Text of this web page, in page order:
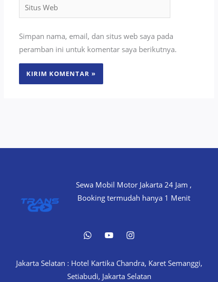
Web
Simpan nama, email, dan situs web saya pada
peramban ini untuk komentar saya berikutnya.
Sewa Mobil Motor Jakarta 24 Jam ,
Booking termudah hanya 1 Menit
Jakarta Selatan : Hotel Kartika Chandra, Karet Semanggi,
Setiabudi, Jakarta Selatan